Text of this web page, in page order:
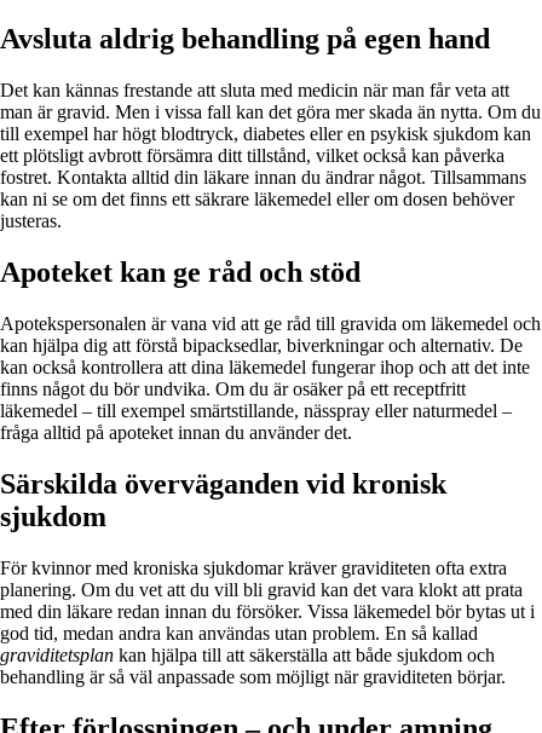
Avsluta aldrig behandling på egen hand
Det kan kännas frestande att sluta med medicin när man får veta att
man är gravid. Men i vissa fall kan det göra mer skada än nytta. Om du
till exempel har högt blodtryck, diabetes eller en psykisk sjukdom kan
ett plötsligt avbrott försämra ditt tillstånd, vilket också kan påverka
fostret. Kontakta alltid din läkare innan du ändrar något. Tillsammans
kan ni se om det finns ett säkrare läkemedel eller om dosen behöver
justeras.
Apoteket kan ge råd och stöd
Apotekspersonalen är vana vid att ge råd till gravida om läkemedel och
kan hjälpa dig att förstå bipacksedlar, biverkningar och alternativ. De
kan också kontrollera att dina läkemedel fungerar ihop och att det inte
finns något du bör undvika. Om du är osäker på ett receptfritt
läkemedel – till exempel smärtstillande, nässpray eller naturmedel –
fråga alltid på apoteket innan du använder det.
Särskilda överväganden vid kronisk
sjukdom
För kvinnor med kroniska sjukdomar kräver graviditeten ofta extra
planering. Om du vet att du vill bli gravid kan det vara klokt att prata
med din läkare redan innan du försöker. Vissa läkemedel bör bytas ut i
god tid, medan andra kan användas utan problem. En så kallad
graviditetsplan kan hjälpa till att säkerställa att både sjukdom och
behandling är så väl anpassade som möjligt när graviditeten börjar.